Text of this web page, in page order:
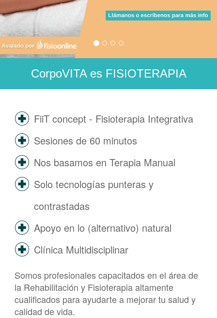
CorpoVITA es FISIOTERAPIA
FiiT concept - Fisioterapia Integrativa
Sesiones de 60 minutos
Nos basamos en Terapia Manual
Solo tecnologías punteras y
contrastadas
Apoyo en lo (alternativo) natural
Clínica Multidisciplinar
Somos profesionales capacitados en el área de
la Rehabilitación y Fisioterapia altamente
cualificados para ayudarte a mejorar tu salud y
calidad de vida.